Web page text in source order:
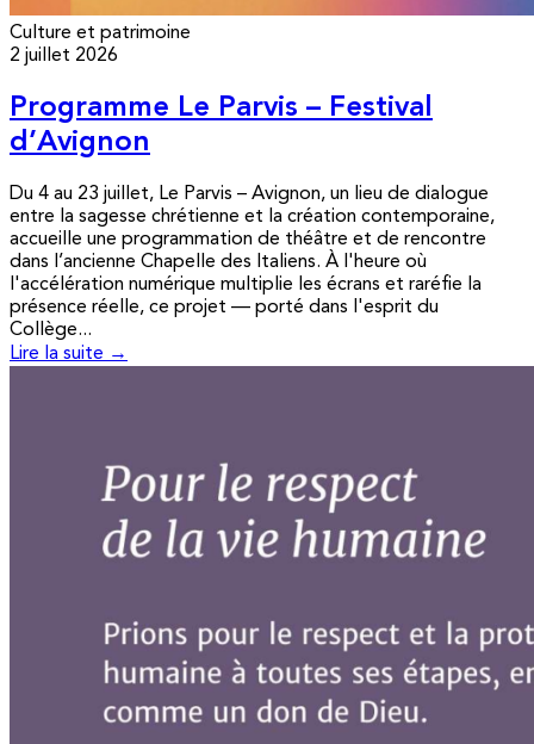
Culture et patrimoine
2 juillet 2026
Programme Le Parvis – Festival
d’Avignon
Du 4 au 23 juillet, Le Parvis – Avignon, un lieu de dialogue
entre la sagesse chrétienne et la création contemporaine,
accueille une programmation de théâtre et de rencontre
dans l’ancienne Chapelle des Italiens. À l'heure où
l'accélération numérique multiplie les écrans et raréfie la
présence réelle, ce projet — porté dans l'esprit du
Collège...
Lire la suite →